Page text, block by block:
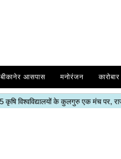
बीकानेर आसपास मनोरंजन कारोबार